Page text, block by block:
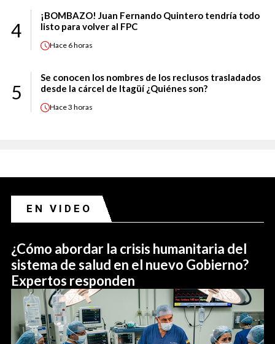
4
¡BOMBAZO! Juan Fernando Quintero tendría todo
listo para volver al FPC
Hace 6 horas
5
Se conocen los nombres de los reclusos trasladados
desde la cárcel de Itagüí ¿Quiénes son?
Hace3 horas
EN VIDEO
¿Cómo abordar la crisis humanitaria del
sistema de salud en el nuevo Gobierno?
Expertos responden